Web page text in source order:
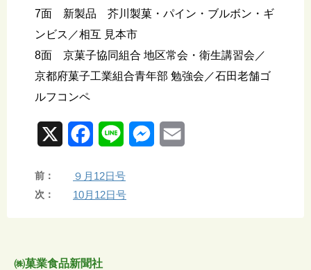
7面 新製品 芥川製菓・パイン・ブルボン・ギ
ンビス／相互 見本市
8面 京菓子協同組合 地区常会・衛生講習会／
京都府菓子工業組合青年部 勉強会／石田老舗ゴ
ルフコンペ
c
o
n
前： ９月12日号
次： 10月12日号
㈱菓業食品新聞社